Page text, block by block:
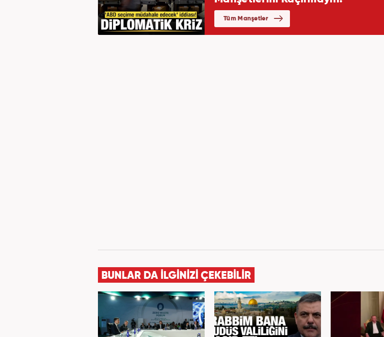
BUNLAR DA İLGİNİZİ ÇEKEBİLİR